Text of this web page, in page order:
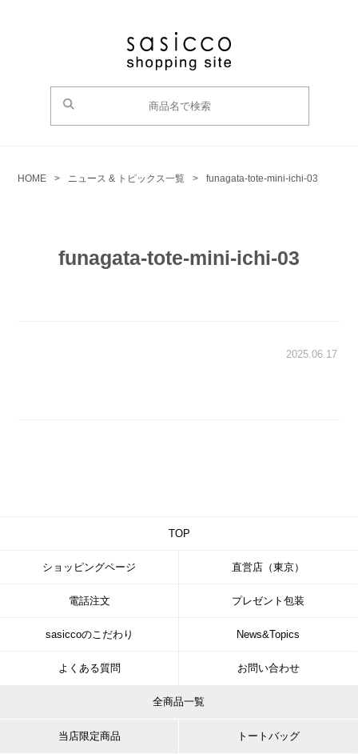
HOME > ニュース & トピックス一覧 > funagata-tote-mini-ichi-03
funagata-tote-mini-ichi-03
2025.06.17
TOP
ショッピングページ 直営店（東京）
電話注文 プレゼント包装
sasiccoのこだわり News&Topics
よくある質問 お問い合わせ
全商品一覧
当店限定商品 トートバッグ